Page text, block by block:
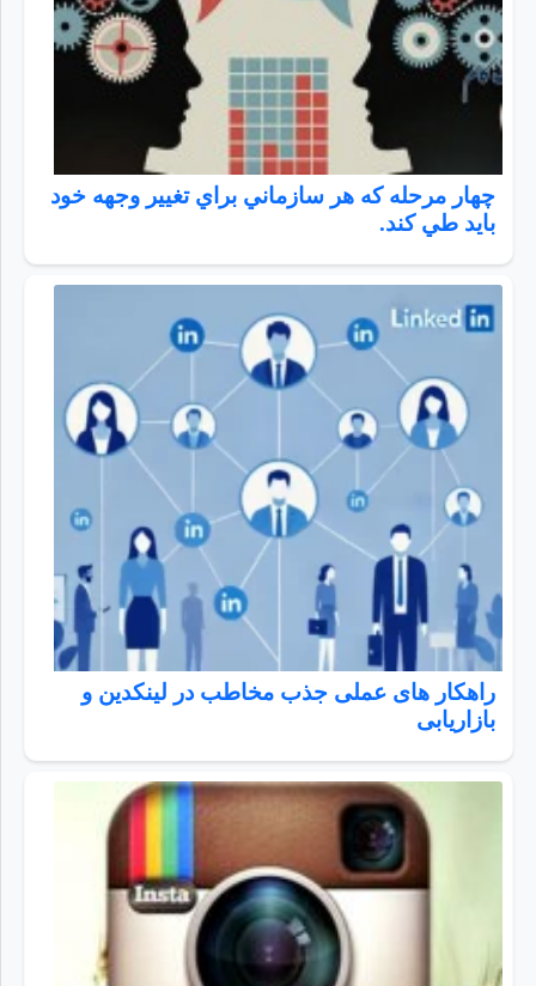
چهار مرحله كه هر سازماني براي تغيير وجهه خود
باید طي كند.
راهکار های عملی جذب مخاطب در لینکدین و
بازاریابی